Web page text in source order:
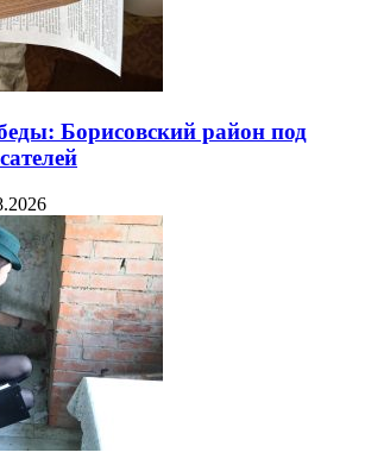
Борисовский район под